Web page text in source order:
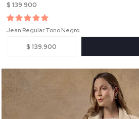
$ 139.900
Jean Regular Tono Negro
$ 139.900